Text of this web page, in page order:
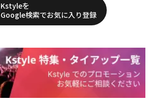
Kstyleを
Google検索でお気に入り登録